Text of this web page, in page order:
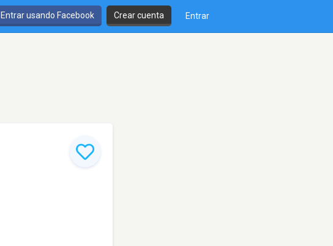
Entrar usando Facebook Crear cuenta Entrar